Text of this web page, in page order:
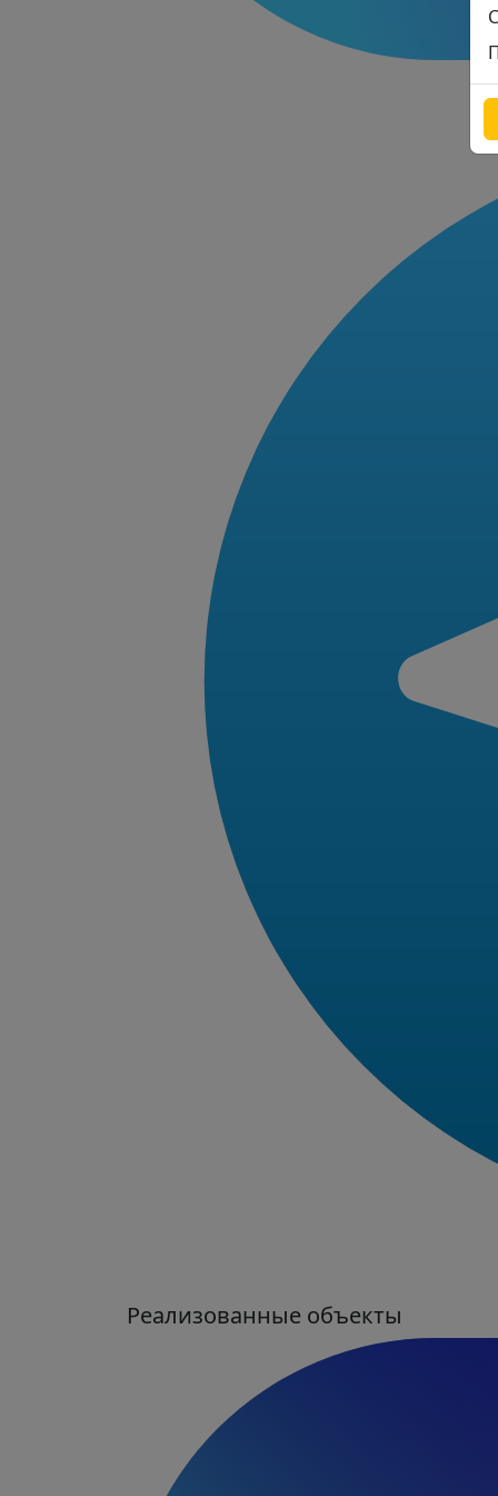
Реализованные объекты